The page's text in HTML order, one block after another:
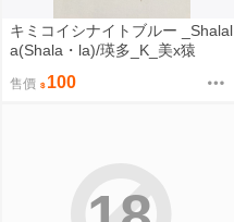
キミコイシナイトブルー _Shalal
a(Shala・la)/瑛多_K_美x猿
售價 100